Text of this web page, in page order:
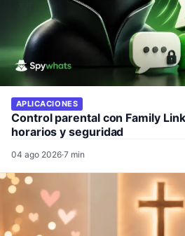
APLICACIONES
Control parental con Family
horarios y seguridad
04 ago 2026·7 min